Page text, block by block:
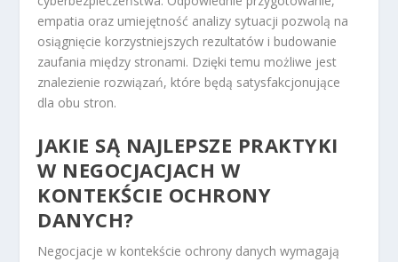
empatia oraz umiejętność analizy sytuacji pozwolą na
osiągnięcie korzystniejszych rezultatów i budowanie
zaufania między stronami. Dzięki temu możliwe jest
znalezienie rozwiązań, które będą satysfakcjonujące
dla obu stron.
JAKIE SĄ NAJLEPSZE PRAKTYKI
W NEGOCJACJACH W
KONTEKŚCIE OCHRONY
DANYCH?
Negocjacje w kontekście ochrony danych wymagają